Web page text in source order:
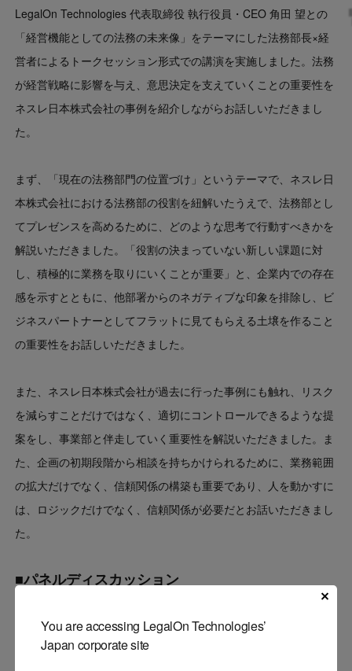
You are accessing LegalOn Technologies’
Japan corporate site
LegalOn Technologies 代表取締役 執行役員・CEO 角田 望との
「経営機能としての法務の未来像」をテーマにした法務部長×経
営者によるトークセッション形式での講演を実施しました。法務
が経営戦略に影響を与え、意思決定を支えていくことの重要性を
ネスレ日本株式会社の事例を紹介しながらお話しいただきまし
た。
まず、「現在の法務部門の位置づけ」というテーマで、ネスレ日
本株式会社における法務部の役割を紐解いたうえで、法務部とし
てプレゼンスを高めるために、どのような思考で行動すべきかを
解説いただきました。「役割の決まっていない新しい課題に対
し、積極的に業務を取りにいくことが重要」と、企業内での存在
感を示すとともに、他部署からのネガティブな印象を排除し、ビ
ジネスパートナーとしてフラットに見てもらえる土壌を作ること
の重要性をお話しいただきました。
また、ネスレ日本株式会社が過去に行った事例にも触れ、リスク
を減らすことだけではなく、適切にコントロールできるような提
案をし、事業部と伴走していく重要性を解説いただきました。ま
た、企画の初期段階から相談を持ちかけられるために、業務範囲
の拡大だけでなく、信頼関係の構築も重要であり、人を動かすに
は、ロジックだけでなく、信頼関係が必要だとお話いただきまし
た。
■パネルディスカッション